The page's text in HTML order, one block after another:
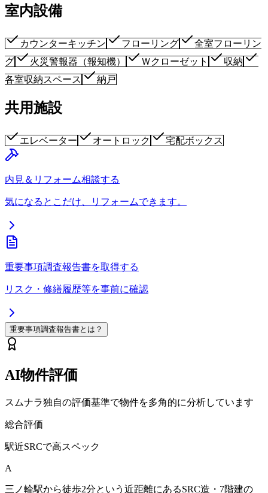
室内設備
カウンターキッチン フローリング
全室フローリン
グ
火災警報器（報知機） Ｗクローゼット
収納
各室収納スペース
納戸
共用施設
エレベーター オートロック 宅配ボックス
内見＆リフォーム相談する
気になるとこだけ、リフォームできます。
重要事項調査報告書を取得する
リスク・修繕履歴等を事前に確認
重要事項調査報告書とは？
AI物件評価
スムナラ独自の評価基準で物件を多角的に分析しています
総合評価
駅近SRCで高スペック
A
三ノ輪駅から徒歩2分という近距離にあるSRC造・7階建の